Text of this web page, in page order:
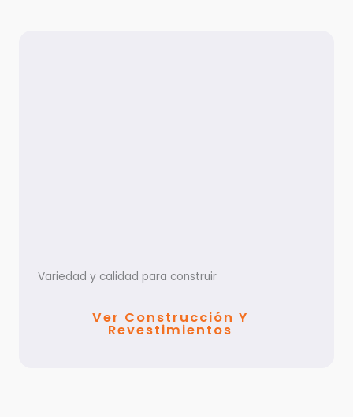
Variedad y calidad para construir
Ver Construcción Y
Revestimientos